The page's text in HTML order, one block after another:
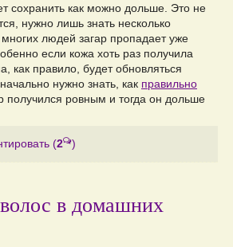
сохранить как можно дольше. Это не
нужно лишь знать несколько
людей загар пропадает уже
если кожа хоть раз получила
как правило, будет обновляться
нужно знать, как правильно
получился ровным и тогда он дольше
(2 )
в домашних